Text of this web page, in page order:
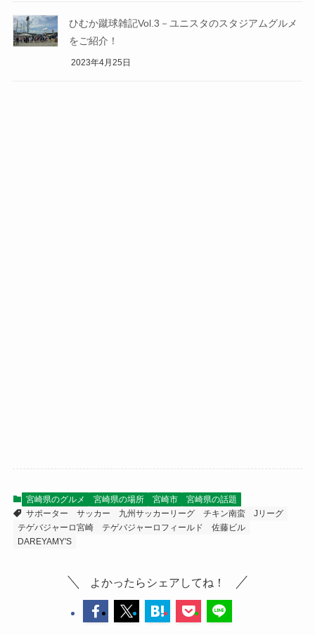
ひむか蹴球雑記Vol.3－ユニスタのスタジアムグルメ
をご紹介！
2023年4月25日
宮崎県のグルメ 宮崎県の場所 宮崎市
宮崎県の話題
サポーター
サッカー 九州サッカーリーグ チキン南蛮
Jリーグ
テゲバジャーロ宮崎
テゲバジャーロフィールド
佐藤ビル
DAREYAMY'S
よかったらシェアしてね！